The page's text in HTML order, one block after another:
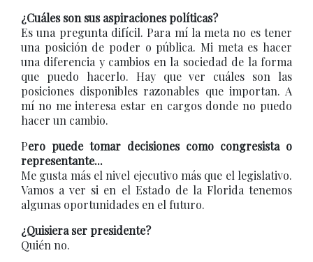
¿Cuáles son sus aspiraciones políticas?
Es una pregunta difícil. Para mí la meta no es tener
una posición de poder o pública. Mi meta es hacer
una diferencia y cambios en la sociedad de la forma
que puedo hacerlo. Hay que ver cuáles son las
posiciones disponibles razonables que importan. A
mí no me interesa estar en cargos donde no puedo
hacer un cambio.
Pero puede tomar decisiones como congresista o
representante...
Me gusta más el nivel ejecutivo más que el legislativo.
Vamos a ver si en el Estado de la Florida tenemos
algunas oportunidades en el futuro.
¿Quisiera ser presidente?
Quién no.